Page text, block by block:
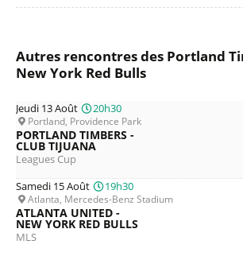
Autres rencontres des Portland
New York Red Bulls
Jeudi 13 Août 20h30
Portland, Providence Park
PORTLAND TIMBERS -
CLUB TIJUANA
Leagues Cup
Samedi 15 Août
19h30
Atlanta, Mercedes-Benz Stadium
ATLANTA UNITED -
NEW YORK RED BULLS
MLS